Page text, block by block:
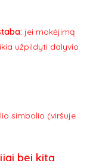
: jei mokėjimą
užpildyti dalyvio
simbolio (viršuje
bei kitą